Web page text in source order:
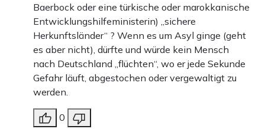
Baerbock oder eine türkische oder marokkanische
Entwicklungshilfeministerin) „sichere
Herkunftsländer“ ? Wenn es um Asyl ginge (geht
es aber nicht), dürfte und würde kein Mensch
nach Deutschland „flüchten“, wo er jede Sekunde
Gefahr läuft, abgestochen oder vergewaltigt zu
werden.
0